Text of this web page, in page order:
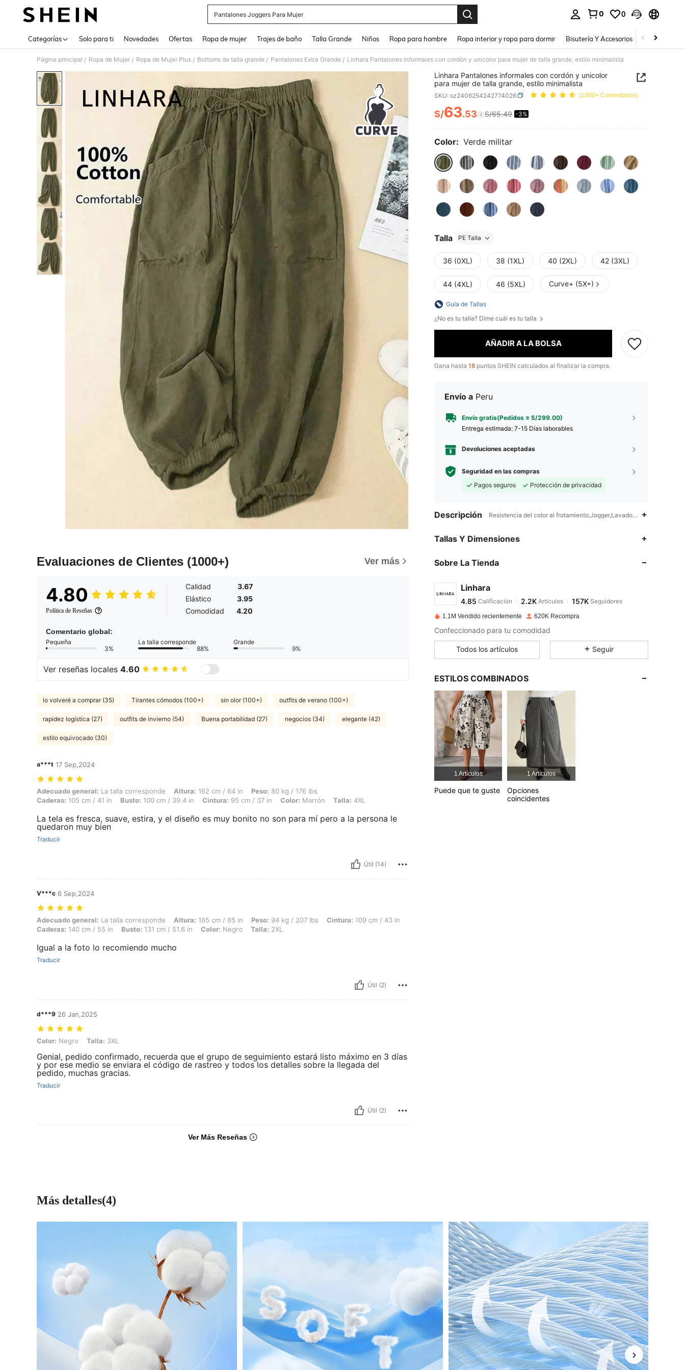
Pantalones Joggers Para Mujer
0 0
Categorías Solo para ti Novedades Ofertas Ropa de mujer Trajes de baño Talla Grande Niños Ropa para hombre Ropa interior y ropa para dormir Bisutería Y Accesorios Zapatos
Página principal / Ropa de Mujer / Ropa de Mujer Plus / Bottoms de talla grande / Pantalones Extra Grande / Linhara Pantalones informales con cordón y unicolor para mujer de talla grande, estilo minimalista
Evaluaciones de Clientes (1000+) Ver más
4.80
Política de Reseñas
Calidad
3.67
Elástico
3.95
Comodidad
4.20
Comentario global:
Pequeña
3%
La talla corresponde
88%
Grande
9%
Ver reseñas locales 4.60
lo volveré a comprar (35) Tirantes cómodos (100+) sin olor (100+) outfits de verano (100+)
rapidez logística (27) outfits de invierno (54) Buena portabilidad (27) negocios (34) elegante (42)
estilo equivocado (30)
a***t 17 Sep,2024
Adecuado general: La talla corresponde, Altura: 162 cm / 64 in, Peso: 80 kg / 176 lbs, Caderas: 105 cm / 41 in, Busto: 100 cm / 39.4 in, Cintura: 95 cm / 37 in, Color: Marrón, Talla: 4XL
Adecuado general: La talla corresponde Altura: 162 cm / 64 in Peso: 80 kg / 176 lbs
Caderas: 105 cm / 41 in Busto: 100 cm / 39.4 in Cintura: 95 cm / 37 in Color: Marrón Talla: 4XL
La tela es fresca, suave, estira, y el diseño es muy bonito no son para mí pero a la persona le
quedaron muy bien
Traducir
Útil (14)
V***c 6 Sep,2024
Adecuado general: La talla corresponde, Altura: 165 cm / 65 in, Peso: 94 kg / 207 lbs, Cintura: 109 cm / 43 in, Caderas: 140 cm / 55 in, Busto: 131 cm / 51.6 in, Color: Negro, Talla: 2XL
Adecuado general: La talla corresponde Altura: 165 cm / 65 in Peso: 94 kg / 207 lbs Cintura: 109 cm / 43 in
Caderas: 140 cm / 55 in Busto: 131 cm / 51.6 in Color: Negro Talla: 2XL
Igual a la foto lo recomiendo mucho
Traducir
Útil (2)
d***9 26 Jan,2025
Color: Negro, Talla: 3XL
Color: Negro Talla: 3XL
Genial, pedido confirmado, recuerda que el grupo de seguimiento estará listo máximo en 3 días
y por ese medio se enviara el código de rastreo y todos los detalles sobre la llegada del
pedido, muchas gracias.
Traducir
Útil (2)
Ver Más Reseñas
Linhara Pantalones informales con cordón y unicolor
para mujer de talla grande, estilo minimalista
SKU: sz2406254242774026 (1000+ Comentarios)
PRICE AND AVAILABILITY
S/63.53 S/65.49 -3%
Color: Verde militar
Talla PE Talla
36 (0XL) 38 (1XL) 40 (2XL) 42 (3XL)
44 (4XL) 46 (5XL) Curve+ (5X+)
Guía de Tallas
¿No es tu talla? Dime cuál es tu talla
AÑADIR A LA BOLSA
Gana hasta 18 puntos SHEIN calculados al finalizar la compra.
Envío a Peru
Envío gratis(Pedidos ≥ S/299.00)
Entrega estimada: 7-15 Días laborables
Devoluciones aceptadas
Seguridad en las compras
Pagos seguros
Protección de privacidad
Descripción Resistencia del color al frotamiento,Jogger,Lavadora, no limpiar en
Tallas Y Dimensiones
Sobre La Tienda
Linhara
4.85
4.85Calificación
d***dseguidoHace 8 horas
4.85
2.2K
157K
4.85
1.1M Vendido recientemente 620K Recompra
Confeccionado para tu comodidad
Todos los artículos Seguir
ESTILOS COMBINADOS
1 Artículos
Puede que te guste
1 Artículos
Opciones
coincidentes
Más detalles(4)